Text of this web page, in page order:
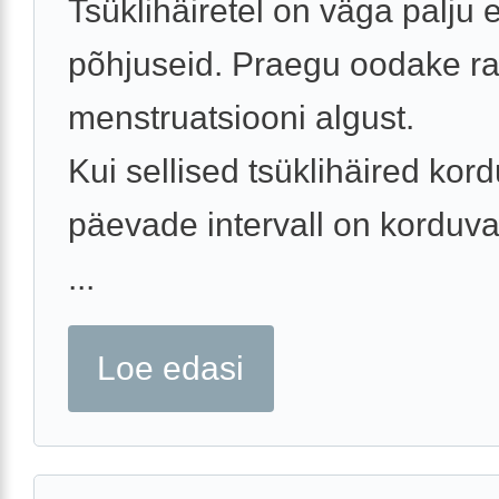
Tsüklihäiretel on väga palju
põhjuseid. Praegu oodake
menstruatsiooni algust.
Kui sellised tsüklihäired
päevade intervall on
...
Loe edasi